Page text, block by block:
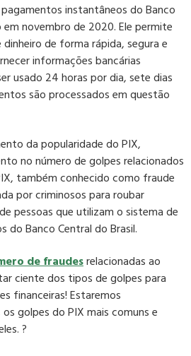
instantâneos do Banco
novembro de 2020. Ele permite
de forma rápida, segura e
informações bancárias
usado 24 horas por dia, sete dias
são processados em questão
da popularidade do PIX,
no número de golpes relacionados
também conhecido como fraude
por criminosos para roubar
pessoas que utilizam o sistema de
do Banco Central do Brasil.
de fraudesrelacionadas ao
ciente dos tipos de golpes para
financeiras! Estaremos
golpes do PIX mais comuns e
?